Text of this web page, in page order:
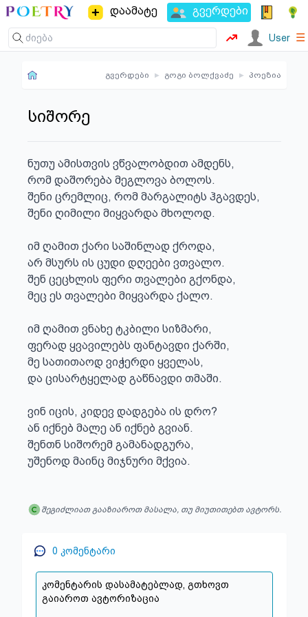
დაამატე გვერდები
User ☰
გვერდები ▸ გოგი ბოლქვაძე ▸ პოეზია
სიშორე
ნუთუ ამისთვის ვწვალობდით ამდენს,
რომ დაშორება მეგლოვა ბოლოს.
შენი ცრემლიც, რომ მარგალიტს ჰგავდეს,
შენი ღიმილი მიყვარდა მხოლოდ.
იმ ღამით ქარი საშინლად ქროდა,
არ მსურს ის ცუდი დღეები ვთვალო.
შენ ცეცხლის ფერი თვალები გქონდა,
მეც ეს თვალები მიყვარდა ქალო.
იმ ღამით ვნახე ტკბილი სიზმარი,
ფერად ყვავილებს ფანტავდი ქარში,
მე სათითაოდ ვიჭერდი ყველას,
და ცისარტყელად გაწნავდი თმაში.
ვინ იცის, კიდევ დადგება ის დრო?
ან იქნებ მალე ან იქნებ გვიან.
შენთნ სიშორემ გამანადგურა,
უშენოდ მაინც მიჯნური მქვია.
შეგიძლიათ გააზიაროთ მასალა, თუ მიუთითებთ ავტორს.
0 კომენტარი